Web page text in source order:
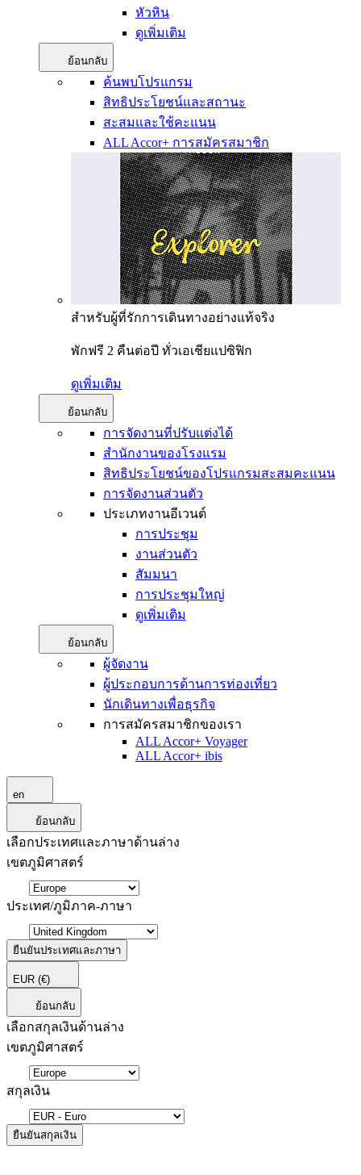
หัวหิน
ดูเพิ่มเติม
ย้อนกลับ
ค้นพบโปรแกรม
สิทธิประโยชน์และสถานะ
สะสมและใช้คะแนน
ALL Accor+ การสมัครสมาชิก
สำหรับผู้ที่รักการเดินทางอย่างแท้จริง
พักฟรี 2 คืนต่อปี ทั่วเอเชียแปซิฟิก
ดูเพิ่มเติม
ย้อนกลับ
การจัดงานที่ปรับแต่งได้
สำนักงานของโรงแรม
สิทธิประโยชน์ของโปรแกรมสะสมคะแนน
การจัดงานส่วนตัว
ประเภทงานอีเวนต์
การประชุม
งานส่วนตัว
สัมมนา
การประชุมใหญ่
ดูเพิ่มเติม
ย้อนกลับ
ผู้จัดงาน
ผู้ประกอบการด้านการท่องเที่ยว
นักเดินทางเพื่อธุรกิจ
การสมัครสมาชิกของเรา
ALL Accor+ Voyager
ALL Accor+ ibis
en
ย้อนกลับ
เลือกประเทศและภาษาด้านล่าง
เขตภูมิศาสตร์
ประเทศ/ภูมิภาค-ภาษา
ยืนยันประเทศและภาษา
EUR (€)
ย้อนกลับ
เลือกสกุลเงินด้านล่าง
เขตภูมิศาสตร์
สกุลเงิน
ยืนยันสกุลเงิน